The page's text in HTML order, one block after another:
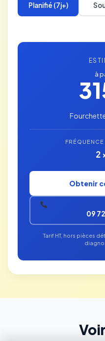
Planifié (7j+)
à
2
Obtenir
09
Tarif HT, hors pièces